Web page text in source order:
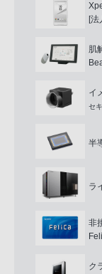
[法
肌
イ
セ
半
ラ
非
ク